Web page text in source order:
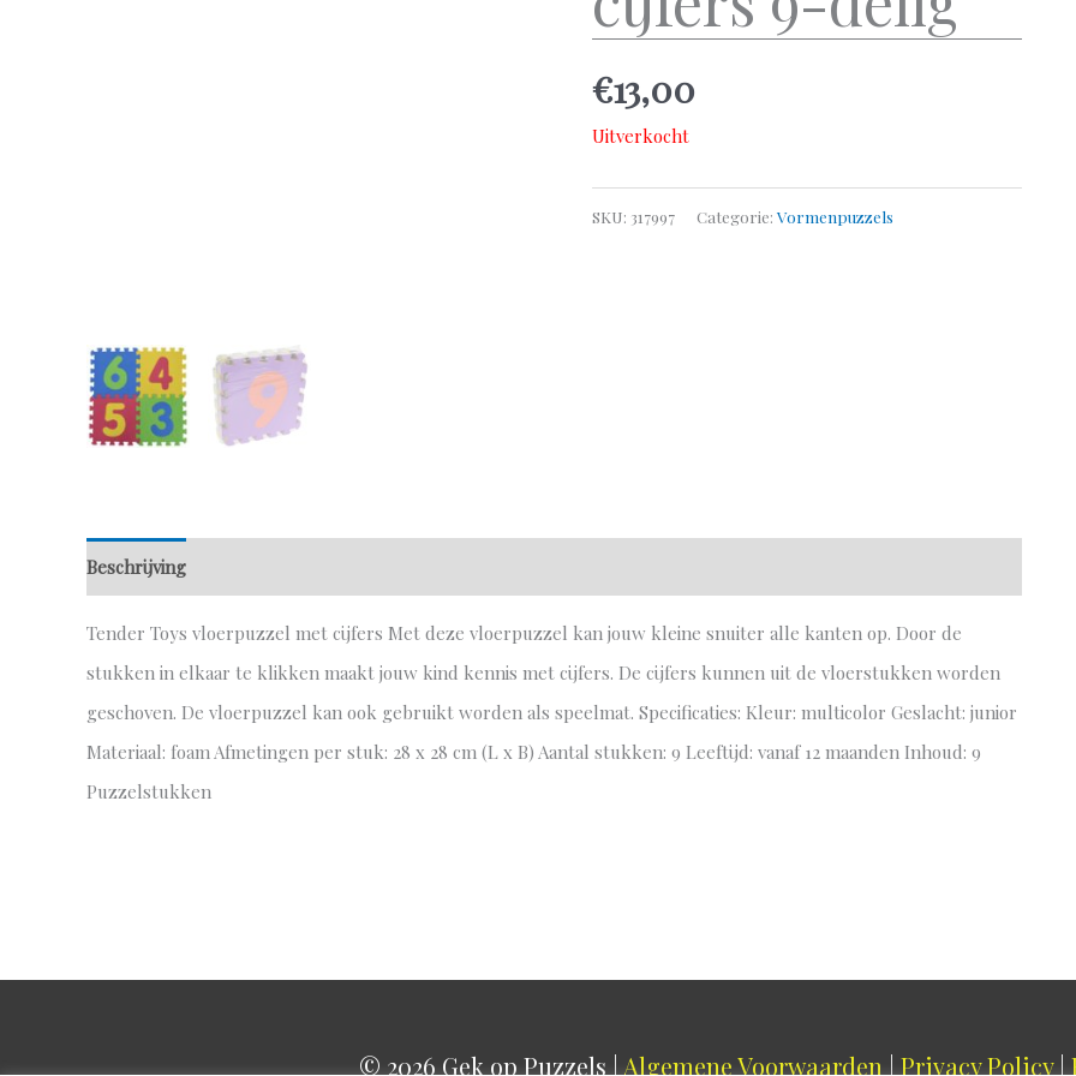
€13,00
Uitverkocht
SKU: 317997 Categorie: Vormenpuzzels
Beschrijving
Tender Toys vloerpuzzel met cijfers Met deze vloerpuzzel kan jouw kleine snuiter alle kanten op. Door de
stukken in elkaar te klikken maakt jouw kind kennis met cijfers. De cijfers kunnen uit de vloerstukken worden
geschoven. De vloerpuzzel kan ook gebruikt worden als speelmat. Specificaties: Kleur: multicolor Geslacht: junior
Materiaal: foam Afmetingen per stuk: 28 x 28 cm (L x B) Aantal stukken: 9 Leeftijd: vanaf 12 maanden Inhoud: 9
Puzzelstukken
© 2026Gek op Puzzels|Algemene Voorwaarden|Privacy Policy|